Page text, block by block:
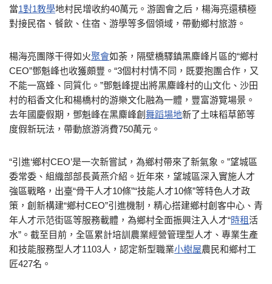
當1對1教學地村民增收約40萬元。游園會之后，楊海亮還積極
對接民宿、餐飲、住宿、游學等多個領域，帶動鄉村旅游。
楊海亮團隊干得如火聚會如荼，隔壁橋驛鎮黑麋峰片區的“鄉村
CEO”鄧魁峰也收獲頗豐。“3個村村情不同，既要抱團合作，又
不能一窩蜂、同質化。”鄧魁峰提出將黑麋峰村的山文化、沙田
村的稻香文化和楊橋村的游樂文化融為一體，豐富游覽場景。
去年國慶假期，鄧魁峰在黑麋峰創 舞蹈場地新了土味稻草節等
度假新玩法，帶動旅游消費750萬元。
“引進‘鄉村CEO’是一次新嘗試，為鄉村帶來了新氣象。”望城區
委常委、組織部部長黃燕介紹。近年來，望城區深入實施人才
強區戰略，出臺“骨干人才10條”“技能人才10條”等特色人才政
策，創新構建“鄉村CEO”引進機制，精心搭建鄉村創客中心、青
年人才示范街區等服務載體，為鄉村全面振興注入人才“時租活
水”。截至目前，全區累計培訓農業經營管理型人才、專業生產
和技能服務型人才1103人，認定新型職業小樹屋農民和鄉村工
匠427名。